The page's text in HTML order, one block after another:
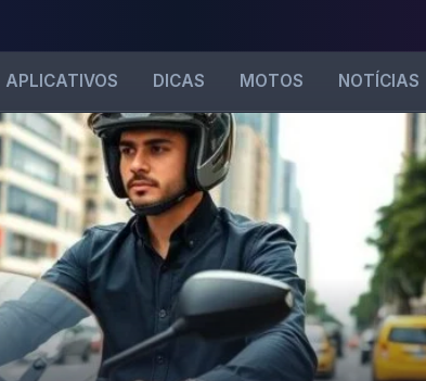
APLICATIVOS DICAS MOTOS NOTÍCIAS